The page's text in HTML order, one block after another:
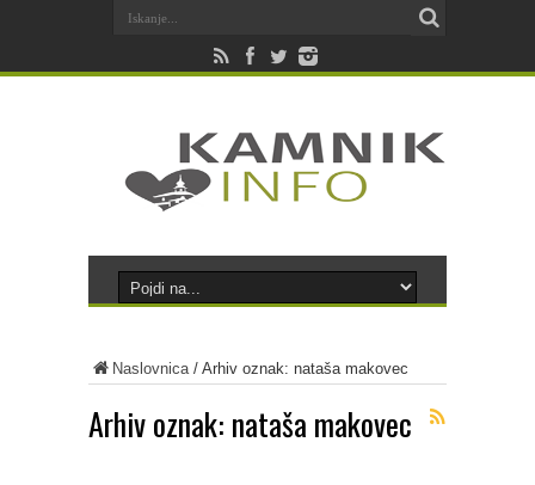
Naslovnica/ Arhiv oznak: nataša makovec
Arhiv oznak: nataša makovec